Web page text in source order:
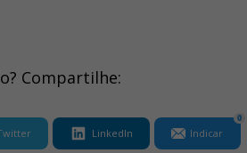
Compartilhe:
LinkedIn Indicar
0